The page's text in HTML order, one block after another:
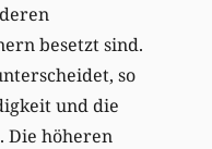
besetzt sind.
so
und die
Die höheren